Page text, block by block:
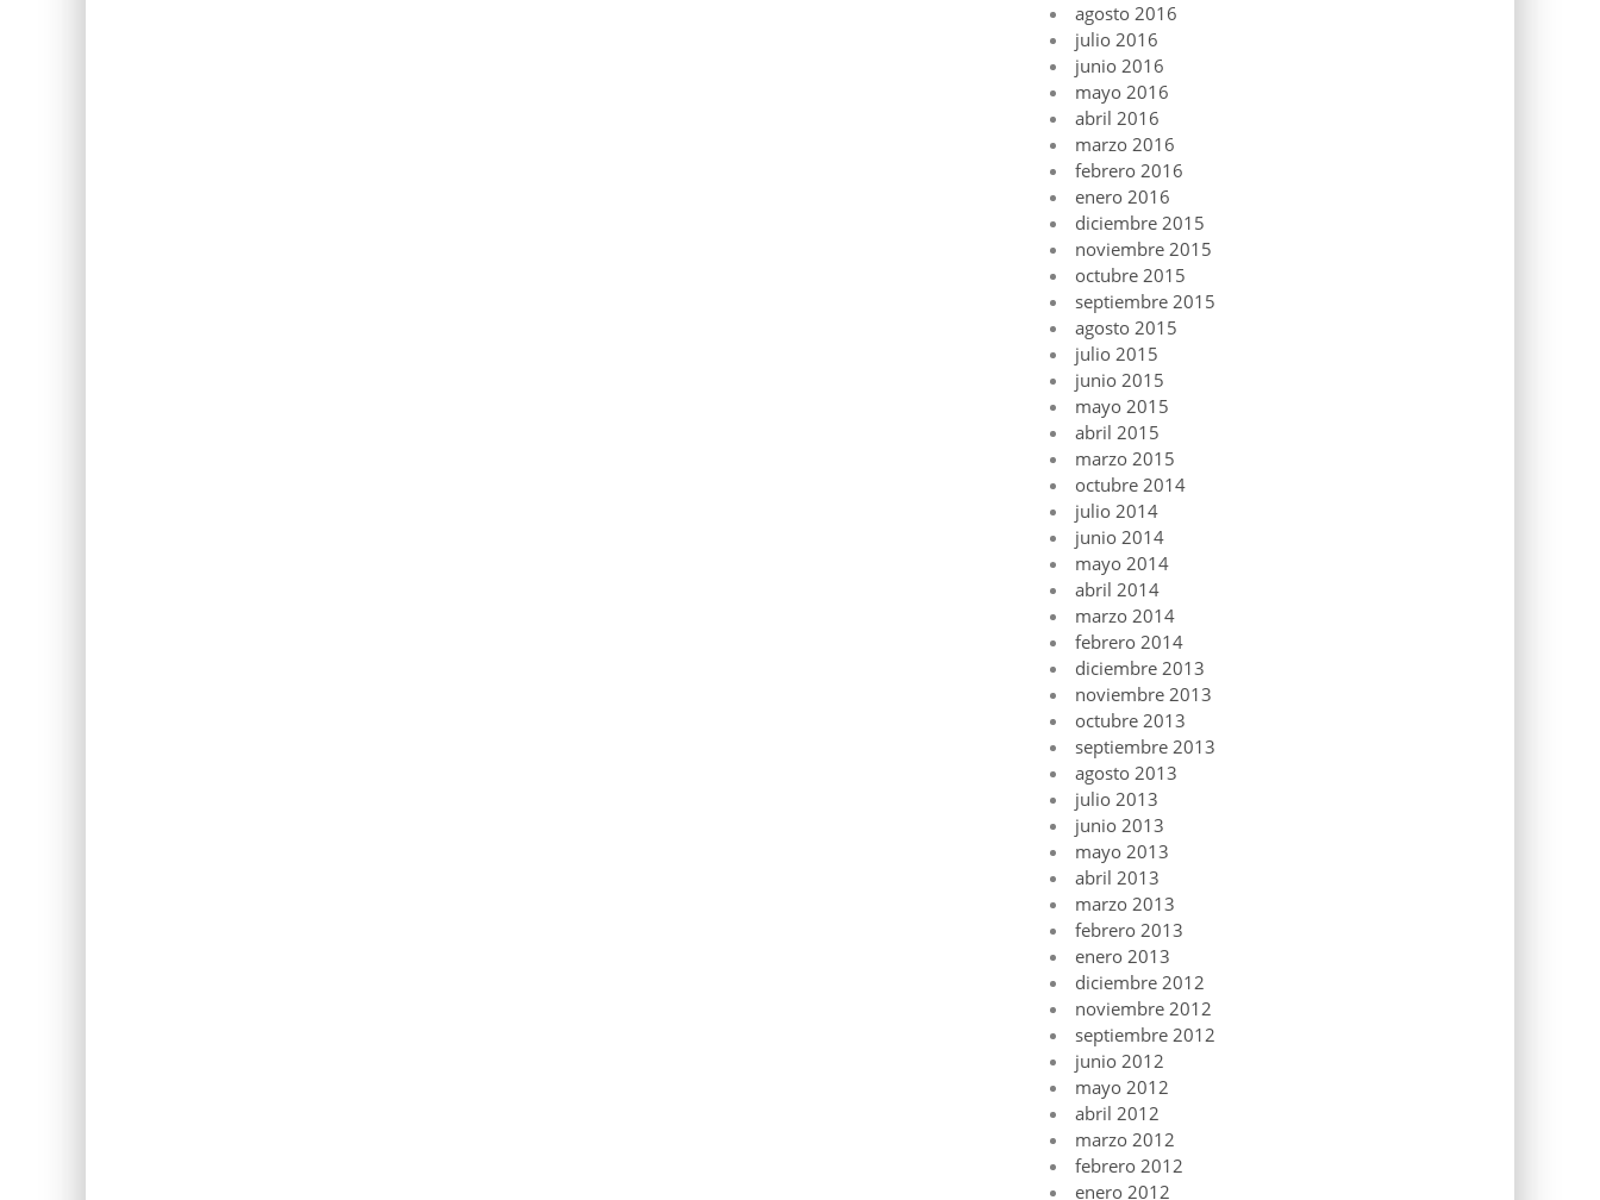
agosto 2016
julio 2016
junio 2016
mayo 2016
abril 2016
marzo 2016
febrero 2016
enero 2016
diciembre 2015
noviembre 2015
octubre 2015
septiembre 2015
agosto 2015
julio 2015
junio 2015
mayo 2015
abril 2015
marzo 2015
octubre 2014
julio 2014
junio 2014
mayo 2014
abril 2014
marzo 2014
febrero 2014
diciembre 2013
noviembre 2013
octubre 2013
septiembre 2013
agosto 2013
julio 2013
junio 2013
mayo 2013
abril 2013
marzo 2013
febrero 2013
enero 2013
diciembre 2012
noviembre 2012
septiembre 2012
junio 2012
mayo 2012
abril 2012
marzo 2012
febrero 2012
enero 2012